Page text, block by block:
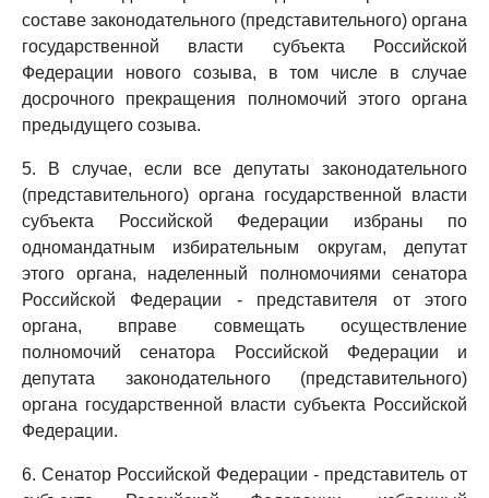
составе законодательного (представительного) органа
государственной власти субъекта Российской
Федерации нового созыва, в том числе в случае
досрочного прекращения полномочий этого органа
предыдущего созыва.
5. В случае, если все депутаты законодательного
(представительного) органа государственной власти
субъекта Российской Федерации избраны по
одномандатным избирательным округам, депутат
этого органа, наделенный полномочиями сенатора
Российской Федерации - представителя от этого
органа, вправе совмещать осуществление
полномочий сенатора Российской Федерации и
депутата законодательного (представительного)
органа государственной власти субъекта Российской
Федерации.
6. Сенатор Российской Федерации - представитель от